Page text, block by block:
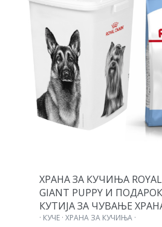
ХРАНА ЗА КУЧИЊА
GIANT PUPPY И ПОДАРОК
КУТИЈА ЗА ЧУВАЊЕ
· КУЧЕ · ХРАНА ЗА КУЧИЊА ·